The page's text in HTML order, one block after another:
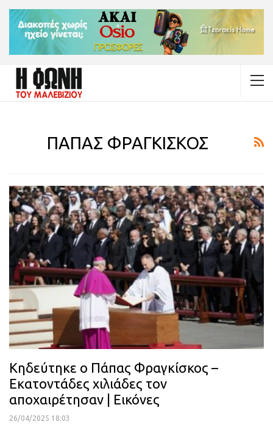
ΠΑΠΑΣ ΦΡΑΓΚΙΣΚΟΣ
Κηδεύτηκε ο Πάπας Φραγκίσκος –
Εκατοντάδες χιλιάδες τον
αποχαιρέτησαν | Εικόνες
26/04/2025 18:03